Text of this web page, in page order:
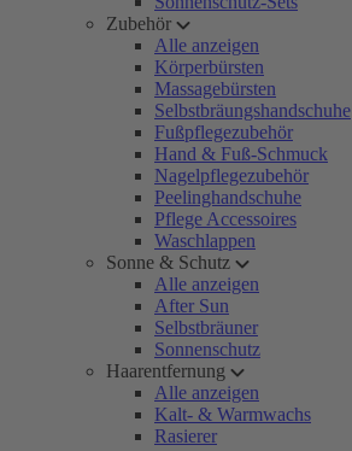
Zubehör
Alle anzeigen
Körperbürsten
Massagebürsten
Selbstbräungshandschuhe
Fußpflegezubehör
Hand & Fuß-Schmuck
Nagelpflegezubehör
Peelinghandschuhe
Pflege Accessoires
Waschlappen
Sonne & Schutz
Alle anzeigen
After Sun
Selbstbräuner
Sonnenschutz
Haarentfernung
Alle anzeigen
Kalt- & Warmwachs
Rasierer